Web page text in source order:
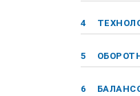
4
5
6